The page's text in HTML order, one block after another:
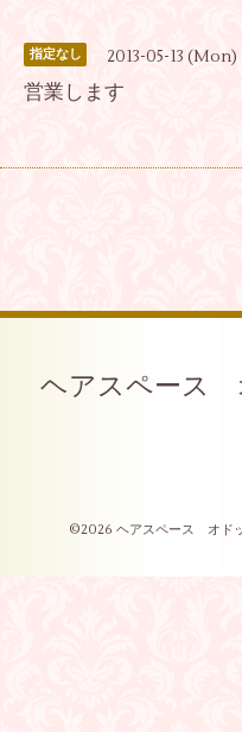
指定なし 2013-05-13 (Mon)
営業します
ヘアスペース
©2026 ヘアスペース オド